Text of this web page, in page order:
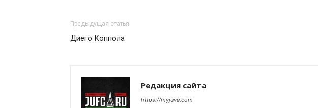
Предыдущая статья
Диего Коппола
Редакция сайта
https://myjuve.com